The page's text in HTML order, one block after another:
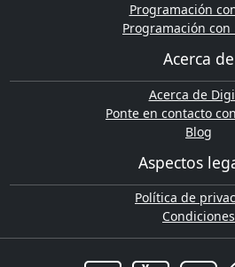
Programación
Programación con
Acerca de
Acerca de
Ponte en contacto
Blog
Aspectos
Política de
Condiciones